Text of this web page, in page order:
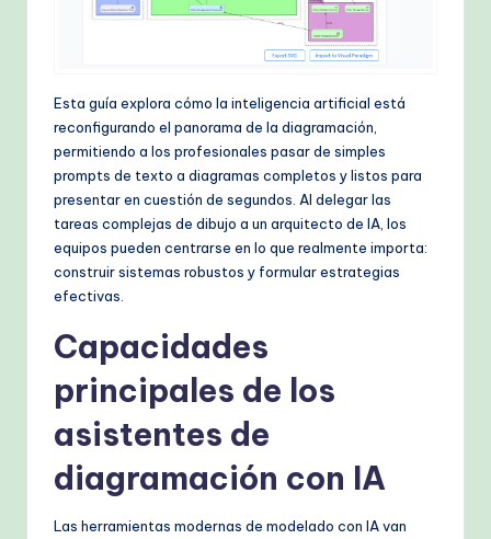
rn
T
M
d
Esta guía explora cómo la inteligencia artificial está
reconfigurando el panorama de la diagramación,
permitiendo a los profesionales pasar de simples
prompts de texto a diagramas completos y listos para
presentar en cuestión de segundos. Al delegar las
tareas complejas de dibujo a un arquitecto de IA, los
equipos pueden centrarse en lo que realmente importa:
construir sistemas robustos y formular estrategias
efectivas.
Capacidades
principales de los
asistentes de
diagramación con IA
Las herramientas modernas de modelado con IA van